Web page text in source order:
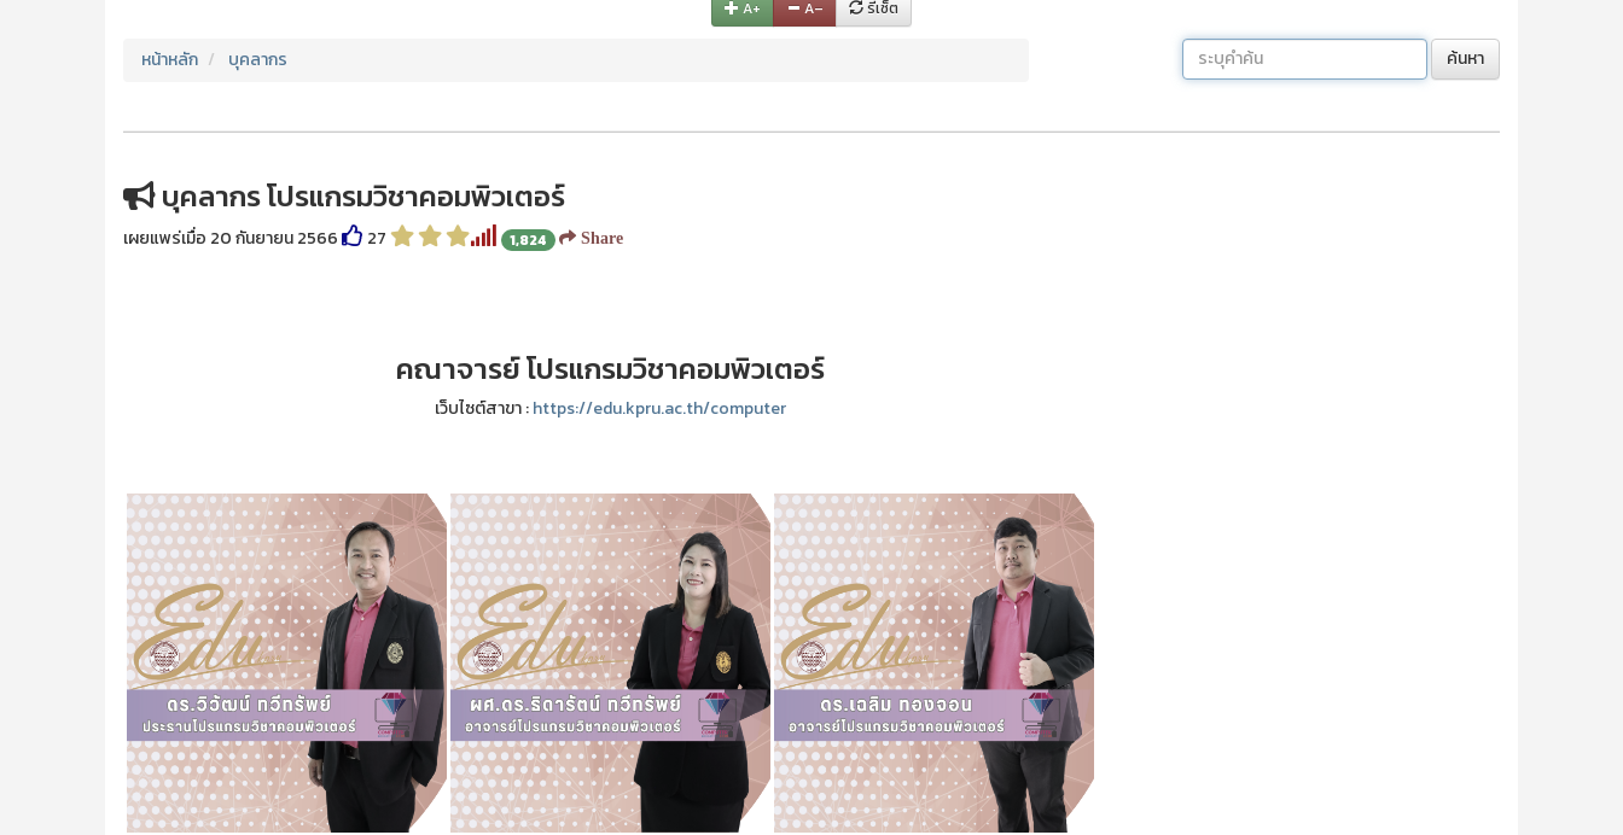
A+ A– รีเซ็ต
หน้าหลัก บุคลากร ค้นหา
บุคลากร โปรแกรมวิชาคอมพิวเตอร์
เผยแพร่เมื่อ 20 กันยายน 2566 27 1,824 Share
คณาจารย์ โปรแกรมวิชาคอมพิวเตอร์
เว็บไซต์สาขา :https://edu.kpru.ac.th/computer